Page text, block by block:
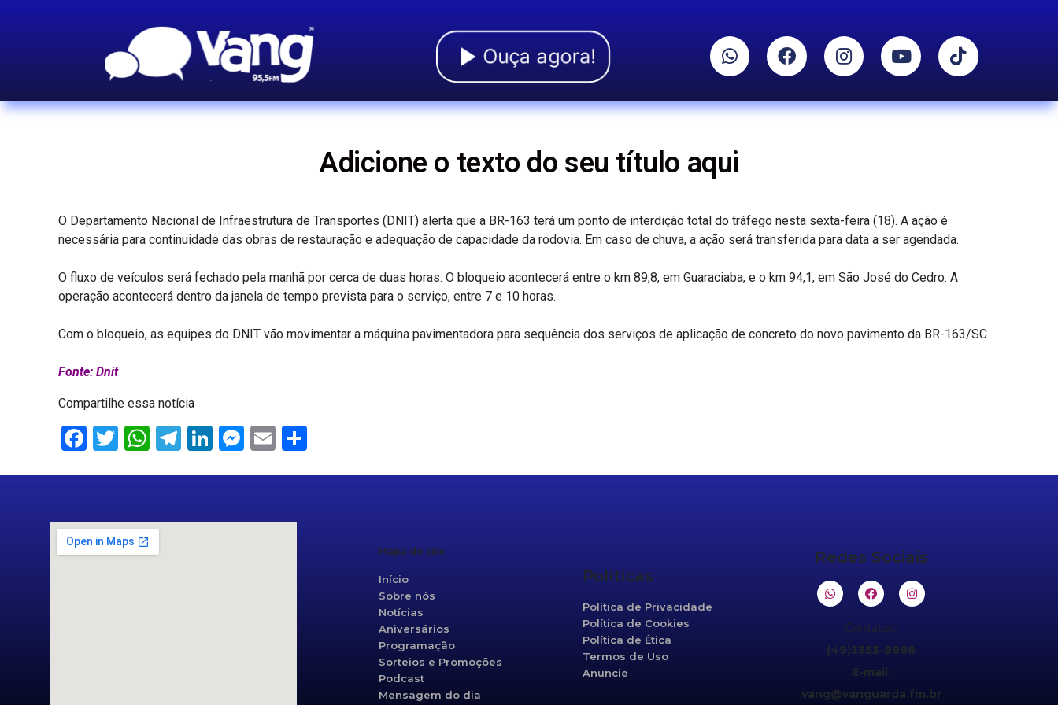
Ouça agora!
Adicione o texto do seu título aqui
O Departamento Nacional de Infraestrutura de Transportes (DNIT) alerta que a BR-163 terá um ponto de interdição total do tráfego nesta sexta-feira (18). A ação é
necessária para continuidade das obras de restauração e adequação de capacidade da rodovia. Em caso de chuva, a ação será transferida para data a ser agendada.
O fluxo de veículos será fechado pela manhã por cerca de duas horas. O bloqueio acontecerá entre o km 89,8, em Guaraciaba, e o km 94,1, em São José do Cedro. A
operação acontecerá dentro da janela de tempo prevista para o serviço, entre 7 e 10 horas.
Com o bloqueio, as equipes do DNIT vão movimentar a máquina pavimentadora para sequência dos serviços de aplicação de concreto do novo pavimento da BR-163/SC.
Fonte: Dnit
Compartilhe essa notícia
Facebook
Twitter
WhatsApp
Telegram
LinkedIn
Messenger
Email
Mapa do site
Início
Sobre nós
Notícias
Aniversários
Programação
Sorteios e Promoções
Podcast
Mensagem do dia
Políticas
Política de Privacidade
Política de Cookies
Política de Ética
Termos de Uso
Anuncie
Redes Sociais
Contatos:
(49)3353-8888
E-mail:
vang@vanguarda.fm.br